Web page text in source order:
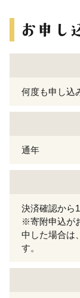
何度も申し込
通年
決済確認から1
※寄附申込が
中した場合は
す。